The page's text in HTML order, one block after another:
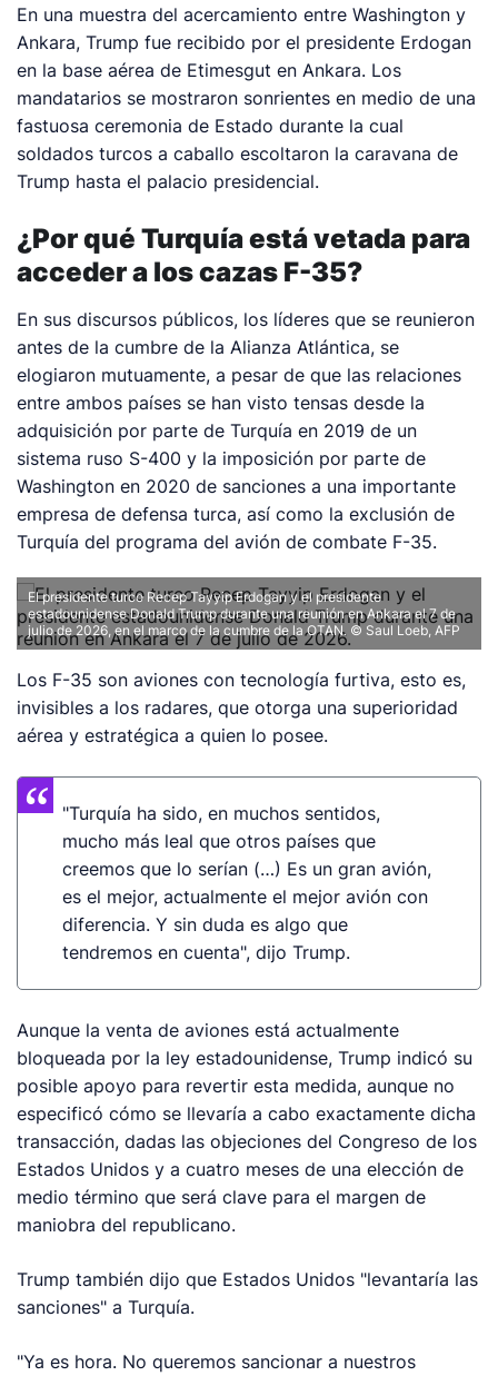
En una muestra del acercamiento entre Washington y
Ankara, Trump fue recibido por el presidente Erdogan
en la base aérea de Etimesgut en Ankara. Los
mandatarios se mostraron sonrientes en medio de una
fastuosa ceremonia de Estado durante la cual
soldados turcos a caballo escoltaron la caravana de
Trump hasta el palacio presidencial.
¿Por qué Turquía está vetada para
acceder a los cazas F-35?
En sus discursos públicos, los líderes que se reunieron
antes de la cumbre de la Alianza Atlántica, se
elogiaron mutuamente, a pesar de que las relaciones
entre ambos países se han visto tensas desde la
adquisición por parte de Turquía en 2019 de un
sistema ruso S-400 y la imposición por parte de
Washington en 2020 de sanciones a una importante
empresa de defensa turca, así como la exclusión de
Turquía del programa del avión de combate F-35.
El presidente turco Recep Tayyip Erdogan y el presidente
estadounidense Donald Trump durante una reunión en Ankara el 7 de
julio de 2026, en el marco de la cumbre de la OTAN. © Saul Loeb, AFP
Los F-35 son aviones con tecnología furtiva, esto es,
invisibles a los radares, que otorga una superioridad
aérea y estratégica a quien lo posee.
"Turquía ha sido, en muchos sentidos,
mucho más leal que otros países que
creemos que lo serían (…) Es un gran avión,
es el mejor, actualmente el mejor avión con
diferencia. Y sin duda es algo que
tendremos en cuenta", dijo Trump.
Aunque la venta de aviones está actualmente
bloqueada por la ley estadounidense, Trump indicó su
posible apoyo para revertir esta medida, aunque no
especificó cómo se llevaría a cabo exactamente dicha
transacción, dadas las objeciones del Congreso de los
Estados Unidos y a cuatro meses de una elección de
medio término que será clave para el margen de
maniobra del republicano.
Trump también dijo que Estados Unidos "levantaría las
sanciones" a Turquía.
"Ya es hora. No queremos sancionar a nuestros